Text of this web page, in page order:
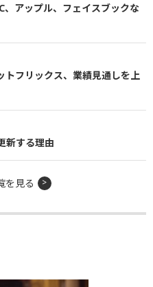
、アップル、フェイスブックな
トフリックス、業績見通しを上
新する理由
を見る